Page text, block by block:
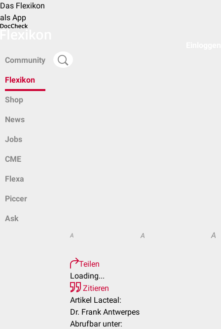
Das Flexikon
als App
Community
Flexikon
Shop
News
Jobs
CME
Flexa
Piccer
Ask
A A A
Teilen
Loading...
Zitieren
Artikel Lacteal:
Dr. Frank Antwerpes
Abrufbar unter: